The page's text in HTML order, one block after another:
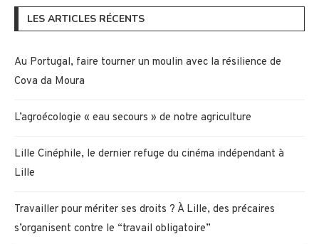
LES ARTICLES RÉCENTS
Au Portugal, faire tourner un moulin avec la résilience de
Cova da Moura
L’agroécologie « eau secours » de notre agriculture
Lille Cinéphile, le dernier refuge du cinéma indépendant à
Lille
Travailler pour mériter ses droits ? À Lille, des précaires
s’organisent contre le “travail obligatoire”